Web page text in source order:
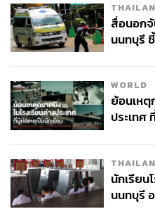
ABOUT
Content
สื่อนอกจั
นนทบุรี
WORLD
ย้อนเหตุ
ประเทศ
นักเรียน
นนทบุรี